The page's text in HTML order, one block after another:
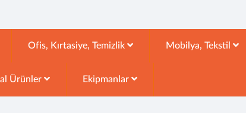
Ofis, Kırtasiye, Temizlik Mobilya, Tekstil
Ürünler Ekipmanlar